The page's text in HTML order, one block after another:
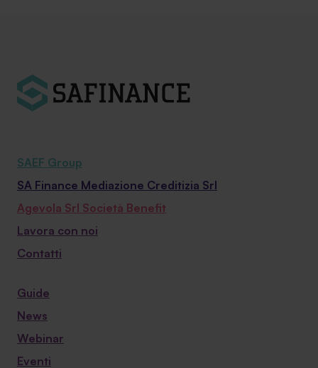
SAEF Group
SA Finance Mediazione Creditizia Srl
Agevola Srl Società Benefit
Lavora con noi
Contatti
Guide
News
Webinar
Eventi